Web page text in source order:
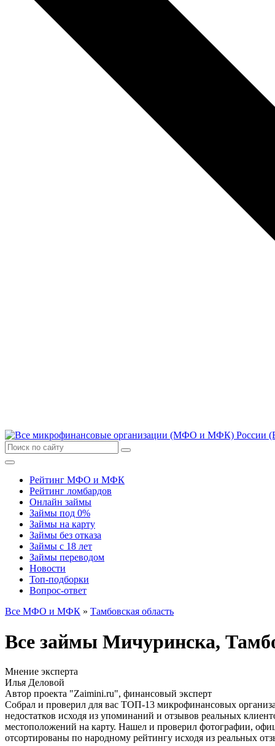
Рейтинг МФО и МФК
Рейтинг ломбардов
Онлайн займы
Займы под 0%
Займы на карту
Займы без отказа
Займы с 18 лет
Займы переводом
Новости
Топ-подборки
Вопрос-ответ
Все МФО и МФК » Тамбовская область
Все займы Мичуринска,
Мнение эксперта
Илья Деловой
Автор проекта "Zaimini.ru", финансовый эксперт
Собрал и проверил для вас ТОП-13 микрофинансовых
недостатков исходя из упоминаний и отзывов реальных
местоположений на карту. Нашел и проверил фотографии,
отсортированы по народному рейтингу исходя из реальных